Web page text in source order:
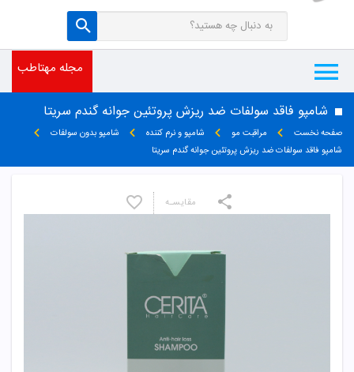
مجله مهتاطب
شامپو فاقد سولفات ضد ریزش پروتئین جوانه گندم سریتا
صفحه نخست مراقبت مو شامپو و نرم کننده
شامپو بدون سولفات
شامپو فاقد سولفات ضد ریزش پروتئین جوانه گندم سریتا
مقایسـه